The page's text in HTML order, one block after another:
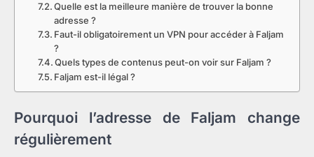
Quelle est la meilleure manière de trouver la bonne
adresse ?
Faut-il obligatoirement un VPN pour accéder à Faljam
?
Quels types de contenus peut-on voir sur Faljam ?
Faljam est-il légal ?
Pourquoi l’adresse de Faljam change
régulièrement